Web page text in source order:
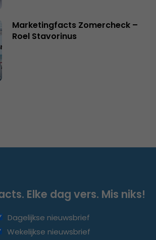
Marketingfacts Zomercheck –
Roel Stavorinus
Elke dag vers. Mis niks!
Dagelijkse nieuwsbrief
Wekelijkse nieuwsbrief